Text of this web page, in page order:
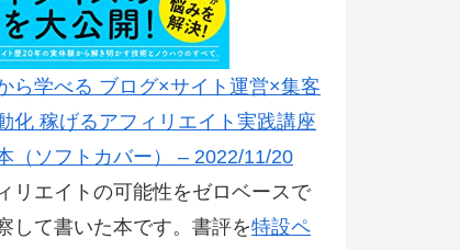
ら学べる ブログ×サイト運営×集客
化 稼げるアフィリエイト実践講座
（ソフトカバー） – 2022/11/20
リエイトの可能性をゼロベースで
して書いた本です。書評を特設ペ